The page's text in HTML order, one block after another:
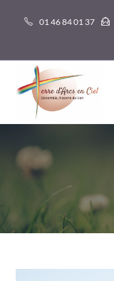
01 46 84 01 37